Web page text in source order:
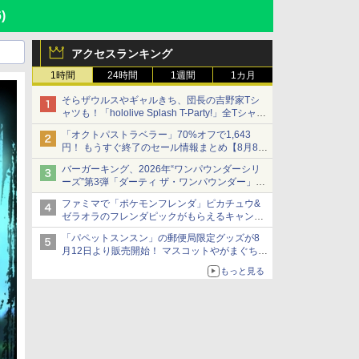
アクセスランキング
1時間 24時間 1週間 1カ月
そらザウルスやギャルきち、団長の吉野家Tシ
ャツも！「hololive Splash T-Party!」全Tシャツ
ラインナップ公開＆オンライン販売開始
「オクトパストラベラー」70%オフで1,643
円！ もうすぐ終了のセール情報まとめ【8月8日
更新】
ニンテンドーeショップでは「大神 絶景版」が
67%オフで990円
バーガーキング、2026年“ワンパウンダーシリ
ーズ”第3弾「ダーティ ザ・ワンパウンダー」を
8月7日発売
「特製ガーリックマヨソース」を使用した超大
型チーズバーガー
ファミマで「ポケモンフレンダ」ピカチュウ&
ゼラオラのフレンダピックがもらえるキャンペ
ーン開催！
「パペットスンスン」の郵便局限定グッズが8
月12日より販売開始！ マスコットやがまぐち、
もっと見る